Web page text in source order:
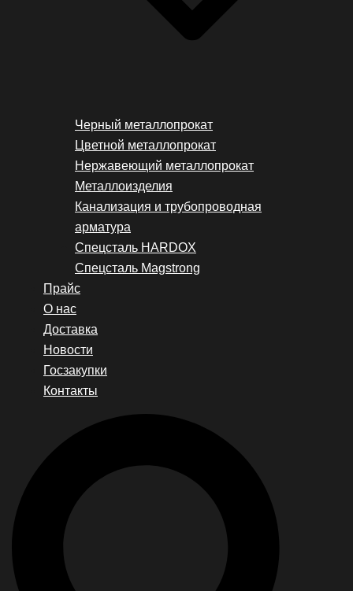
Черный металлопрокат
Цветной металлопрокат
Нержавеющий металлопрокат
Металлоизделия
Канализация и трубопроводная
арматура
Спецсталь HARDOX
Спецсталь Magstrong
Прайс
О нас
Доставка
Новости
Госзакупки
Контакты